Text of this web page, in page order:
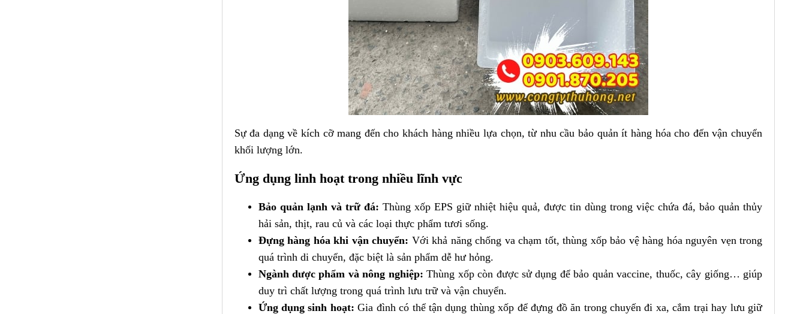
Sự đa dạng về kích cỡ mang đến cho khách hàng nhiều lựa chọn, từ nhu cầu bảo quản ít hàng hóa cho đến vận chuyển
khối lượng lớn.
Ứng dụng linh hoạt trong nhiều lĩnh vực
Bảo quản lạnh và trữ đá: Thùng xốp EPS giữ nhiệt hiệu quả, được tin dùng trong việc chứa đá, bảo quản thủy
hải sản, thịt, rau củ và các loại thực phẩm tươi sống.
Đựng hàng hóa khi vận chuyển: Với khả năng chống va chạm tốt, thùng xốp bảo vệ hàng hóa nguyên vẹn trong
quá trình di chuyển, đặc biệt là sản phẩm dễ hư hỏng.
Ngành dược phẩm và nông nghiệp: Thùng xốp còn được sử dụng để bảo quản vaccine, thuốc, cây giống… giúp
duy trì chất lượng trong quá trình lưu trữ và vận chuyển.
Ứng dụng sinh hoạt: Gia đình có thể tận dụng thùng xốp để đựng đồ ăn trong chuyến đi xa, cắm trại hay lưu giữ